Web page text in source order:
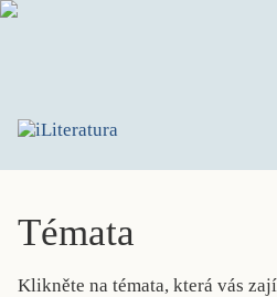
Témata
Klikněte na témata, která vás